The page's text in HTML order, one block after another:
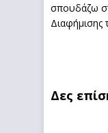
σπουδάζω
Διαφήμισης
Δες